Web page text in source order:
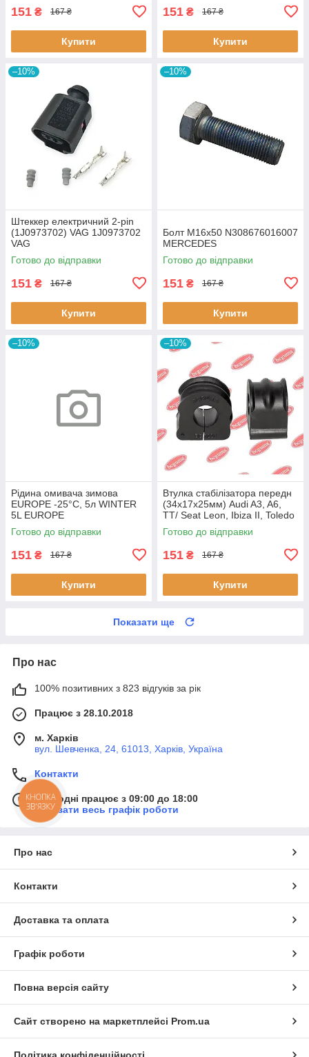
151 ₴ 167 ₴
Купити
151 ₴ 167 ₴
Купити
–10%
Штеккер електричний 2-pin
(1J0973702) VAG 1J0973702
VAG
Готово до відправки
151 ₴ 167 ₴
Купити
–10%
Болт M16x50 N308676016007
MERCEDES
Готово до відправки
151 ₴ 167 ₴
Купити
–10%
Рідина омивача зимова
EUROPE -25°C, 5л WINTER
5L EUROPE
Готово до відправки
151 ₴ 167 ₴
Купити
–10%
Втулка стабілізатора передн
(34х17х25мм) Audi A3, A6,
TT/ Seat Leon, Ibiza II, Toledo
II (BC0226) BCGUMA BC0226
BC GUMA
Готово до відправки
151 ₴ 167 ₴
Купити
Показати ще
Про нас
100% позитивних з 823 відгуків за рік
Працює з 28.10.2018
м. Харків
вул. Шевченка, 24, 61013, Харків, Україна
Контакти
Сьогодні працює з 09:00 до 18:00
Показати весь графік роботи
Про нас
Контакти
Доставка та оплата
Графік роботи
Повна версія сайту
Сайт створено на маркетплейсі Prom.ua
КНОПКА
ЗВ'ЯЗКУ